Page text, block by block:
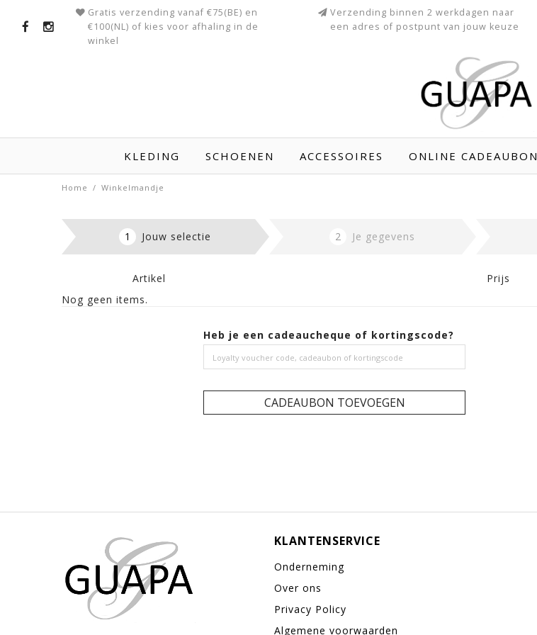
Gratis verzending vanaf €75(BE) en
€100(NL) of kies voor afhaling in de
winkel
Verzending binnen 2 werkdagen naar
een adres of postpunt van jouw keuze
KLEDING SCHOENEN ACCESSOIRES ONLINE CADEAUBON
Home / Winkelmandje
1 Jouw selectie 2 Je gegevens
Artikel Prijs
Nog geen items.
Heb je een cadeaucheque of kortingscode?
CADEAUBON TOEVOEGEN
KLANTENSERVICE
Onderneming
Over ons
Privacy Policy
Algemene voorwaarden